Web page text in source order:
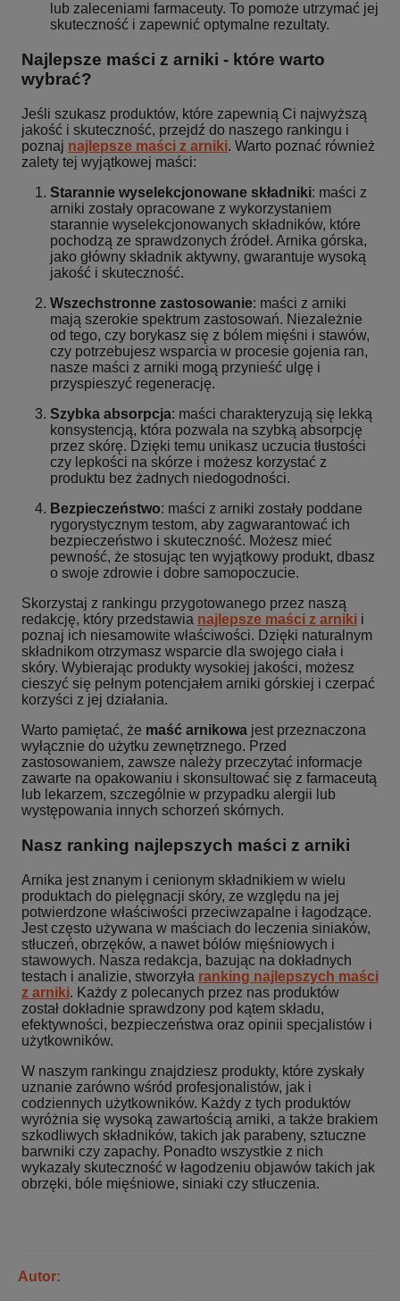
lub zaleceniami farmaceuty. To pomoże utrzymać jej
skuteczność i zapewnić optymalne rezultaty.
Najlepsze maści z arniki - które warto
wybrać?
Jeśli szukasz produktów, które zapewnią Ci najwyższą
jakość i skuteczność, przejdź do naszego rankingu i
poznaj najlepsze maści z arniki. Warto poznać również
zalety tej wyjątkowej maści:
Starannie wyselekcjonowane składniki: maści z
arniki zostały opracowane z wykorzystaniem
starannie wyselekcjonowanych składników, które
pochodzą ze sprawdzonych źródeł. Arnika górska,
jako główny składnik aktywny, gwarantuje wysoką
jakość i skuteczność.
Wszechstronne zastosowanie: maści z arniki
mają szerokie spektrum zastosowań. Niezależnie
od tego, czy borykasz się z bólem mięśni i stawów,
czy potrzebujesz wsparcia w procesie gojenia ran,
nasze maści z arniki mogą przynieść ulgę i
przyspieszyć regenerację.
Szybka absorpcja: maści charakteryzują się lekką
konsystencją, która pozwala na szybką absorpcję
przez skórę. Dzięki temu unikasz uczucia tłustości
czy lepkości na skórze i możesz korzystać z
produktu bez żadnych niedogodności.
Bezpieczeństwo: maści z arniki zostały poddane
rygorystycznym testom, aby zagwarantować ich
bezpieczeństwo i skuteczność. Możesz mieć
pewność, że stosując ten wyjątkowy produkt, dbasz
o swoje zdrowie i dobre samopoczucie.
Skorzystaj z rankingu przygotowanego przez naszą
redakcję, który przedstawia najlepsze maści z arniki i
poznaj ich niesamowite właściwości. Dzięki naturalnym
składnikom otrzymasz wsparcie dla swojego ciała i
skóry. Wybierając produkty wysokiej jakości, możesz
cieszyć się pełnym potencjałem arniki górskiej i czerpać
korzyści z jej działania.
Warto pamiętać, że maść arnikowa jest przeznaczona
wyłącznie do użytku zewnętrznego. Przed
zastosowaniem, zawsze należy przeczytać informacje
zawarte na opakowaniu i skonsultować się z farmaceutą
lub lekarzem, szczególnie w przypadku alergii lub
występowania innych schorzeń skórnych.
Nasz ranking najlepszych maści z arniki
Arnika jest znanym i cenionym składnikiem w wielu
produktach do pielęgnacji skóry, ze względu na jej
potwierdzone właściwości przeciwzapalne i łagodzące.
Jest często używana w maściach do leczenia siniaków,
stłuczeń, obrzęków, a nawet bólów mięśniowych i
stawowych. Nasza redakcja, bazując na dokładnych
testach i analizie, stworzyła ranking najlepszych maści
z arniki. Każdy z polecanych przez nas produktów
został dokładnie sprawdzony pod kątem składu,
efektywności, bezpieczeństwa oraz opinii specjalistów i
użytkowników.
W naszym rankingu znajdziesz produkty, które zyskały
uznanie zarówno wśród profesjonalistów, jak i
codziennych użytkowników. Każdy z tych produktów
wyróżnia się wysoką zawartością arniki, a także brakiem
szkodliwych składników, takich jak parabeny, sztuczne
barwniki czy zapachy. Ponadto wszystkie z nich
wykazały skuteczność w łagodzeniu objawów takich jak
obrzęki, bóle mięśniowe, siniaki czy stłuczenia.
Autor: